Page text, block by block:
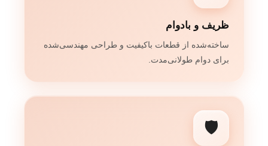
ظریف و بادوام
ساخته‌شده از قطعات باکیفیت و طراحی مهندسی‌شده
برای دوام طولانی‌مدت.
🛡️